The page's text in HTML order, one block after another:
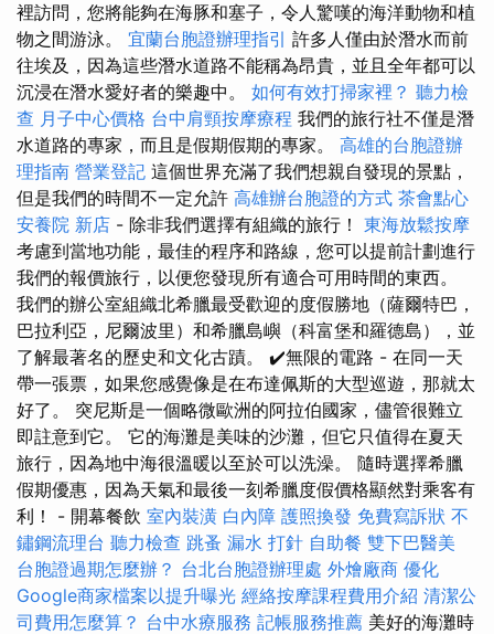
裡訪問，您將能夠在海豚和塞子，令人驚嘆的海洋動物和植
物之間游泳。 宜蘭台胞證辦理指引 許多人僅由於潛水而前
往埃及，因為這些潛水道路不能稱為昂貴，並且全年都可以
沉浸在潛水愛好者的樂趣中。 如何有效打掃家裡？ 聽力檢
查 月子中心價格 台中肩頸按摩療程 我們的旅行社不僅是潛
水道路的專家，而且是假期假期的專家。 高雄的台胞證辦
理指南 營業登記 這個世界充滿了我們想親自發現的景點，
但是我們的時間不一定允許 高雄辦台胞證的方式 茶會點心
安養院 新店 - 除非我們選擇有組織的旅行！ 東海放鬆按摩
考慮到當地功能，最佳的程序和路線，您可以提前計劃進行
我們的報價旅行，以便您發現所有適合可用時間的東西。
我們的辦公室組織北希臘最受歡迎的度假勝地（薩爾特巴，
巴拉利亞，尼爾波里）和希臘島嶼（科富堡和羅德島），並
了解最著名的歷史和文化古蹟。 ✔️無限的電路 - 在同一天
帶一張票，如果您感覺像是在布達佩斯的大型巡遊，那就太
好了。 突尼斯是一個略微歐洲的阿拉伯國家，儘管很難立
即註意到它。 它的海灘是美味的沙灘，但它只值得在夏天
旅行，因為地中海很溫暖以至於可以洗澡。 隨時選擇希臘
假期優惠，因為天氣和最後一刻希臘度假價格顯然對乘客有
利！ - 開幕餐飲 室內裝潢 白內障 護照換發 免費寫訴狀 不
鏽鋼流理台 聽力檢查 跳蚤 漏水 打針 自助餐 雙下巴醫美
台胞證過期怎麼辦？ 台北台胞證辦理處 外燴廠商 優化
Google商家檔案以提升曝光 經絡按摩課程費用介紹 清潔公
司費用怎麼算？ 台中水療服務 記帳服務推薦 美好的海灘時